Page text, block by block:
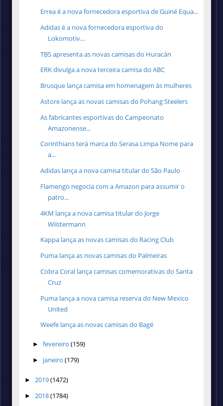
Errea é a nova fornecedora esportiva de Guiné Equa...
Adidas é a nova fornecedora esportiva do
Lokomotiv...
TBS apresenta as novas camisas do Huracán
ERK divulga a nova terceira camisa do ABC
Brusque lança camisa em homenagem às mulheres
Astore lança as novas camisas do Pohang Steelers
As fabricantes esportivas do Campeonato
Amazonense...
Corinthians terá marca do Serasa Limpa Nome para
a...
Adidas lança a nova camisa titular do São Paulo
Flamengo negocia com a Amazon para assumir o
patro...
4KM lança a nova camisa titular do Jorge
Wilstermann
Kappa lança as novas camisas do Racing Club
Puma lança as novas camisas do Palmeiras
Cobra Coral lança camisas comemorativas do Santa
Cruz
Puma lança a nova camisa reserva do New Mexico
United
Weefe lança as novas camisas do Bagé
► fevereiro (159)
► janeiro (179)
► 2019(1472)
► 2018(1784)